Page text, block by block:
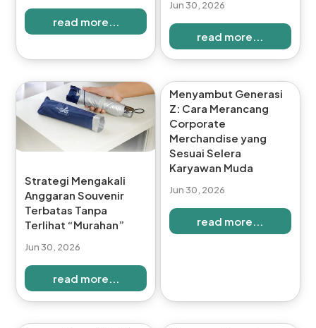
read more...
Jun 30, 2026
read more...
Strategi Mengakali
Anggaran Souvenir
Terbatas Tanpa
Terlihat “Murahan”
Jun 30, 2026
read more...
Menyambut Generasi
Z: Cara Merancang
Corporate
Merchandise yang
Sesuai Selera
Karyawan Muda
Jun 30, 2026
read more...